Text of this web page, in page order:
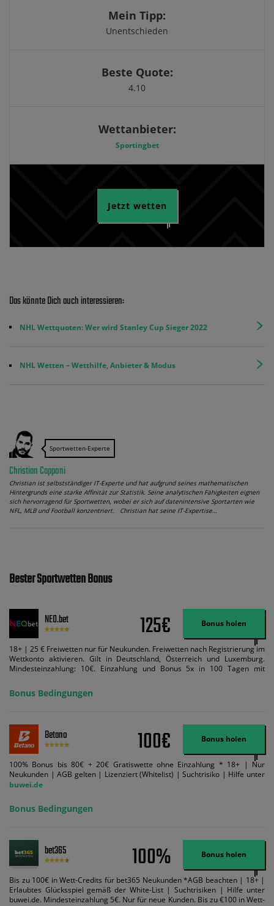
Mein Tipp:
Unentschieden
Beste Quote:
4.10
Wettanbieter:
Sportingbet
Jetzt wetten
Das könnte Dich auch interessieren:
NHL Wettquoten: Wer wird Stanley Cup Sieger 2022
NHL Wetten – Wetthilfe, Anbieter & Modus
Sportwetten-Experte
Christian Capponi
Christian ist selbstständiger IT-Experte und hat aufgrund seines mathematischen
Hintergrunds eine starke Affinität zur Statistik. Seine analytischen Fähigkeiten eignen
sich hervorragend für Sportwetten, wobei er sich auf datenintensive Sportarten wie
NFL, MLB und Football konzentriert. Christian hat seine IT-Expertise…
Bester Sportwetten Bonus
NEO.bet 125€ Bonus holen
18+ | 25 € Freiwetten nur für Neukunden. Freiwetten nach Registrierung im
Wettkonto aktivieren. Gilt in Deutschland, Österreich und Luxemburg.
Mindesteinzahlung: 10€. Einzahlung und Bonus 5x in 100 Tagen mit
Bedingungen können geändert werden. AGB gelten. Lizenziert; Hilfe bei
Suchtrisiken: buwei.de.
Bonus Bedingungen
Betano 100€ Bonus holen
100% Bonus bis 80€ + 20€ Gratiswette ohne Einzahlung * 18+ | Nur
Neukunden | AGB gelten | Lizenziert (Whitelist) | Suchtrisiko | Hilfe unter
buwei.de
Bonus Bedingungen
bet365 100% Bonus holen
Bis zu 100€ in Wett-Credits für bet365 Neukunden *AGB beachten | 18+ |
Erlaubtes Glücksspiel gemäß der White-List | Suchtrisiken | Hilfe unter
buwei.de. Mindesteinzahlung 5€. Nur für neue Kunden. Bis zu €100 in Wett-